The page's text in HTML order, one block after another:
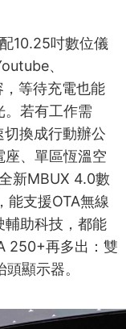
10.25吋數位儀
、
等待充電也能
。若有工作需
換成行動辦公
、單區恆溫空
新MBUX 4.0數
能支援OTA無線
輔助科技，都能
250+再多出：雙
顯示器。